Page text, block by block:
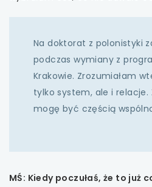
Na doktorat z polonistyki
podczas wymiany z
Krakowie. Zrozumiałam
tylko system, ale i relacje.
mogę być częścią
MŚ: Kiedy poczułaś, że to już